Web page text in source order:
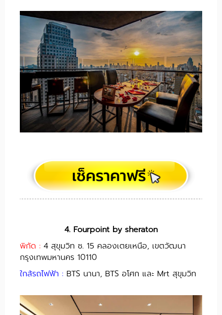
4. Fourpoint by sheraton
พิกัด : 4 สุขุมวิท ซ. 15 คลองเตยเหนือ, เขตวัฒนา
กรุงเทพมหานคร 10110
ใกล้รถไฟฟ้า : BTS นานา, BTS อโศก และ Mrt สุขุมวิท